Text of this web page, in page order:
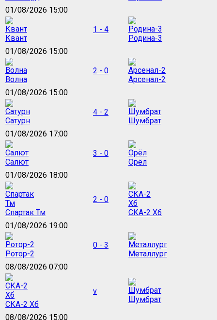
01/08/2026 15:00
Квант
1 - 4
Родина-3
01/08/2026 15:00
Волна
2 - 0
Арсенал-2
01/08/2026 15:00
Сатурн
4 - 2
Шумбрат
01/08/2026 17:00
Салют
3 - 0
Орёл
01/08/2026 18:00
Спартак Тм
2 - 0
СКА-2 Хб
01/08/2026 19:00
Ротор-2
0 - 3
Металлург
08/08/2026 07:00
СКА-2 Хб
v
Шумбрат
08/08/2026 15:00